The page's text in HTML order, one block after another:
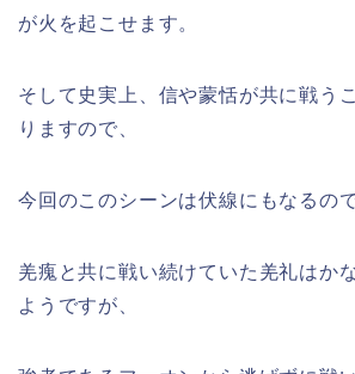
が火を起こせます。
そして史実上、信や蒙恬が共に戦う
りますので、
今回のこのシーンは伏線にもなるの
羌瘣と共に戦い続けていた羌礼はか
ようですが、